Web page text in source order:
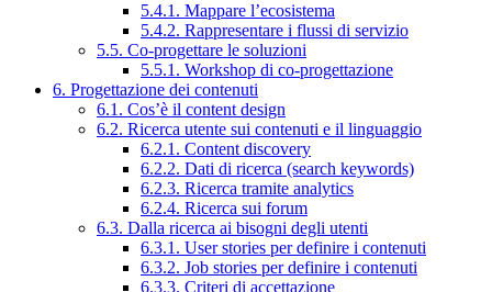
5.4.1. Mappare l’ecosistema
5.4.2. Rappresentare i flussi di servizio
5.5. Co-progettare le soluzioni
5.5.1. Workshop di co-progettazione
6. Progettazione dei contenuti
6.1. Cos’è il content design
6.2. Ricerca utente sui contenuti e il linguaggio
6.2.1. Content discovery
6.2.2. Dati di ricerca (search keywords)
6.2.3. Ricerca tramite analytics
6.2.4. Ricerca sui forum
6.3. Dalla ricerca ai bisogni degli utenti
6.3.1. User stories per definire i contenuti
6.3.2. Job stories per definire i contenuti
6.3.3. Criteri di accettazione